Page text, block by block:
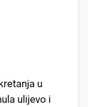
u
ulijevo i